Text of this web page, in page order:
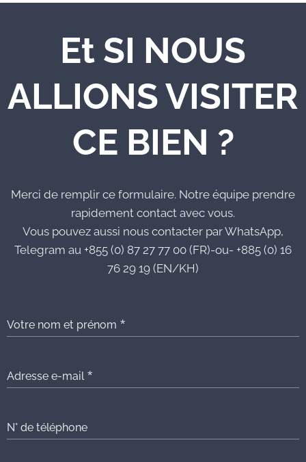
Et SI NOUS
ALLIONS VISITER
CE BIEN ?
Merci de remplir ce formulaire. Notre équipe prendre
rapidement contact avec vous.
Vous pouvez aussi nous contacter par WhatsApp,
Telegram au +855 (0) 87 27 77 00 (FR)-ou- +885 (0) 16
76 29 19 (EN/KH)
Votre nom et prénom
Adresse e-mail
N° de téléphone